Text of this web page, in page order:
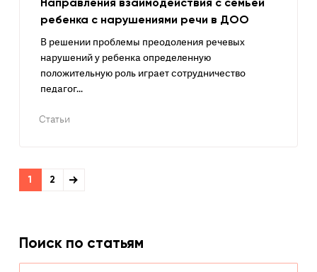
ребенка с нарушениями речи в ДОО
В решении проблемы преодоления речевых
нарушений у ребенка определенную
положительную роль играет сотрудничество
педагог...
Статьи
1 2
Поиск по статьям